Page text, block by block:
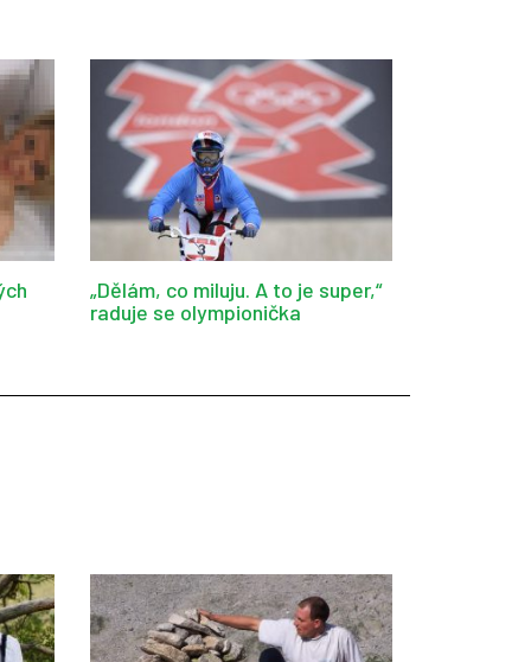
„Dělám, co miluju. A to je super,“
raduje se olympionička